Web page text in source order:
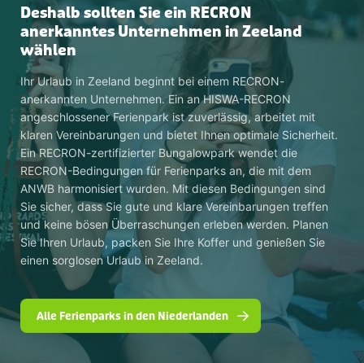
Deshalb sollten Sie ein RECRON
anerkanntes Unternehmen in Zeeland
wählen
Ihr Urlaub in Zeeland beginnt bei einem RECRON-
anerkannten Unternehmen. Ein an HISWA-RECRON
angeschlossener Ferienpark ist zuverlässig, arbeitet mit
klaren Vereinbarungen und bietet Ihnen optimale Sicherheit.
Ein RECRON-zertifizierter Bungalowpark wendet die
RECRON-Bedingungen für Ferienparks an, die mit dem
ANWB harmonisiert wurden. Mit diesen Bedingungen sind
Sie sicher, dass Sie gute und klare Vereinbarungen treffen
und keine bösen Überraschungen erleben werden. Planen
Sie Ihren Urlaub, packen Sie Ihre Koffer und genießen Sie
einen sorglosen Urlaub in Zeeland.
Alle Ferienparks in den Niederlanden